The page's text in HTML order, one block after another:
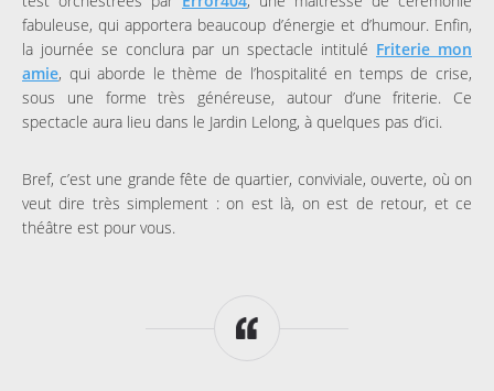
fabuleuse, qui apportera beaucoup d’énergie et d’humour. Enfin,
la journée se conclura par un spectacle intitulé Friterie mon
amie, qui aborde le thème de l’hospitalité en temps de crise,
sous une forme très généreuse, autour d’une friterie. Ce
spectacle aura lieu dans le Jardin Lelong, à quelques pas d’ici.
Bref, c’est une grande fête de quartier, conviviale, ouverte, où on
veut dire très simplement : on est là, on est de retour, et ce
théâtre est pour vous.